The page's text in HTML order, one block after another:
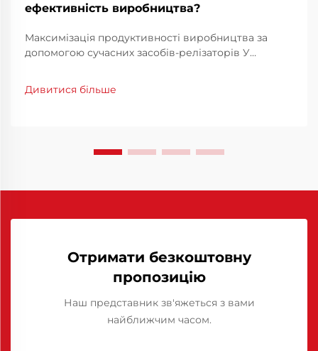
ефективність виробництва?
Максимізація продуктивності виробництва за
допомогою сучасних засобів-релізаторів У
виробництва ефективність є основою успіху.
Застосування високоякісного засобу-релізатора
Дивитися більше
Отримати безкоштовну
пропозицію
Наш представник зв'яжеться з вами
найближчим часом.